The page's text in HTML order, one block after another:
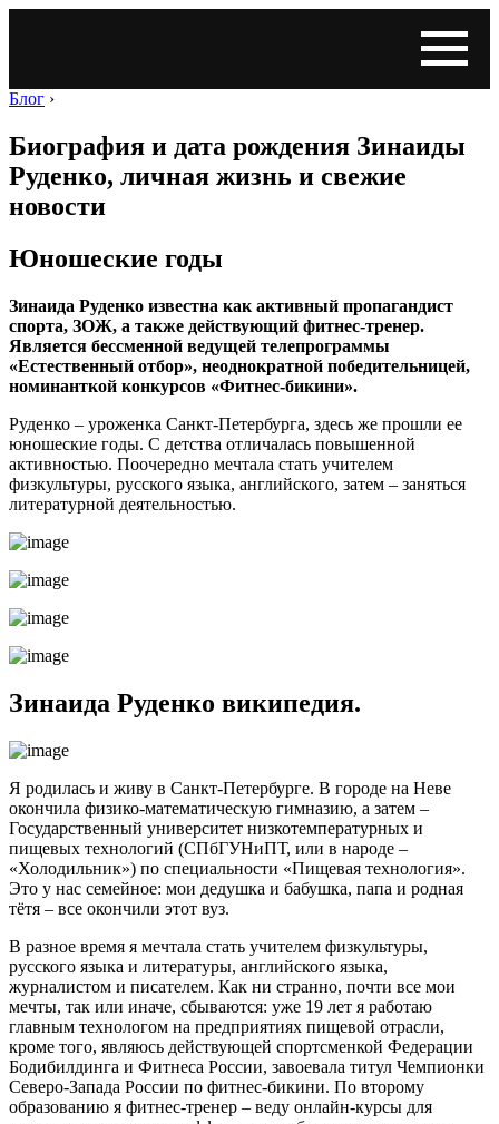
Блог ›
Биография и дата рождения Зинаиды
Руденко, личная жизнь и свежие
новости
Юношеские годы
Зинаида Руденко известна как активный пропагандист
спорта, ЗОЖ, а также действующий фитнес-тренер.
Является бессменной ведущей телепрограммы
«Естественный отбор», неоднократной победительницей,
номинанткой конкурсов «Фитнес-бикини».
Руденко – уроженка Санкт-Петербурга, здесь же прошли ее
юношеские годы. С детства отличалась повышенной
активностью. Поочередно мечтала стать учителем
физкультуры, русского языка, английского, затем – заняться
литературной деятельностью.
Зинаида Руденко википедия.
Я родилась и живу в Санкт-Петербурге. В городе на Неве
окончила физико-математическую гимназию, а затем –
Государственный университет низкотемпературных и
пищевых технологий (СПбГУНиПТ, или в народе –
«Холодильник») по специальности «Пищевая технология».
Это у нас семейное: мои дедушка и бабушка, папа и родная
тётя – все окончили этот вуз.
В разное время я мечтала стать учителем физкультуры,
русского языка и литературы, английского языка,
журналистом и писателем. Как ни странно, почти все мои
мечты, так или иначе, сбываются: уже 19 лет я работаю
главным технологом на предприятиях пищевой отрасли,
кроме того, являюсь действующей спортсменкой Федерации
Бодибилдинга и Фитнеса России, завоевала титул Чемпионки
Северо-Запада России по фитнес-бикини. По второму
образованию я фитнес-тренер – веду онлайн-курсы для